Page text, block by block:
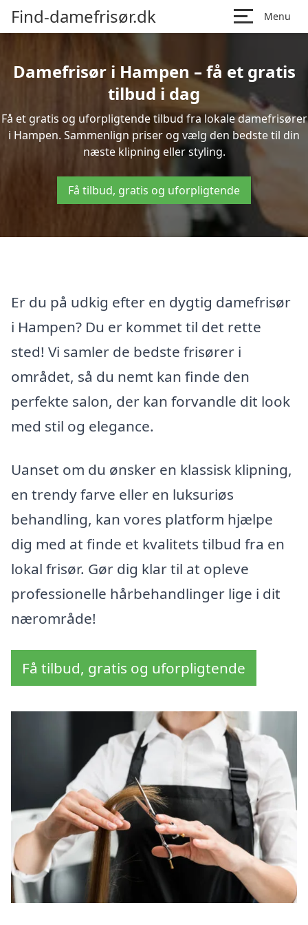
Find-damefrisør.dk Menu
Damefrisør i Hampen – få et gratis
tilbud i dag
Få et gratis og uforpligtende tilbud fra lokale damefrisører
i Hampen. Sammenlign priser og vælg den bedste til din
næste klipning eller styling.
Få tilbud, gratis og uforpligtende
Er du på udkig efter en dygtig damefrisør
i Hampen? Du er kommet til det rette
sted! Vi samler de bedste frisører i
området, så du nemt kan finde den
perfekte salon, der kan forvandle dit look
med stil og elegance.
Uanset om du ønsker en klassisk klipning,
en trendy farve eller en luksuriøs
behandling, kan vores platform hjælpe
dig med at finde et kvalitets tilbud fra en
lokal frisør. Gør dig klar til at opleve
professionelle hårbehandlinger lige i dit
nærområde!
Få tilbud, gratis og uforpligtende